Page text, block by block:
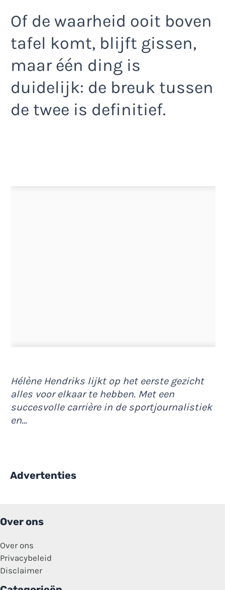
Of de waarheid ooit boven
tafel komt, blijft gissen,
maar één ding is
duidelijk: de breuk tussen
de twee is definitief.
Hélène Hendriks lijkt op het eerste gezicht
alles voor elkaar te hebben. Met een
succesvolle carrière in de sportjournalistiek
en…
Advertenties
Over ons
Over ons
Privacybeleid
Disclaimer